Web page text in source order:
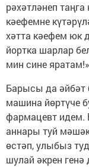
рәхәтләнеп
кәефемне
хәтта кәефем юк
йортка шарлар
мин сине
Барысы да әйбәт
машина йөртүче
фармацевт идем.
аннары туй
өстәп, улыбыз
шулай әкрен